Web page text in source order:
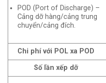
POD (Port of Discharge) –
Cảng dỡ hàng/cảng trung
chuyển/cảng đích.
Chi phí với POL xa POD
Số lần xếp dỡ